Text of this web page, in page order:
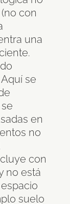
con
una
se
en
no
con
no está
suelo